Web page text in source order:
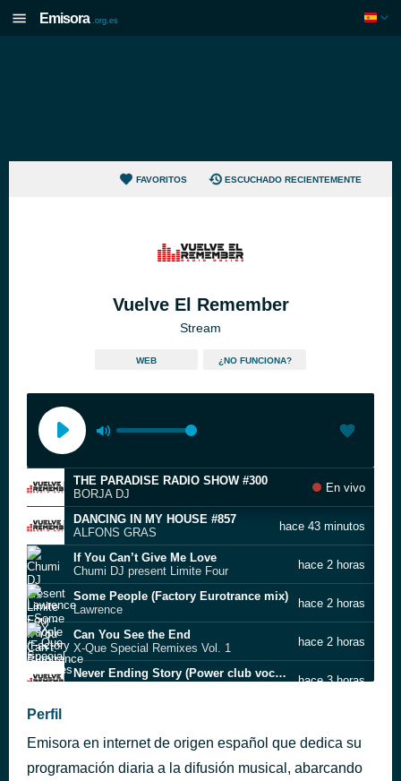
Emisora .org.es
FAVORITOS ESCUCHADO RECIENTEMENTE
Vuelve El Remember
Stream
WEB ¿NO FUNCIONA?
THE PARADISE RADIO SHOW #300
BORJA DJ
En vivo
DANCING IN MY HOUSE #857
ALFONS GRAS
hace 43 minutos
If You Can’t Give Me Love
Chumi DJ present Limite Four
hace 2 horas
Some People (Factory Eurotrance mix)
Lawrence
hace 2 horas
Can You See the End
X-Que Special Remixes Vol. 1
hace 2 horas
Never Ending Story (Power club vocal mix)
hace 3 horas
Walk Away
BARBAROJA
Perfil
Emisora en internet de origen español que dedica su
programación diaria a la difusión musical, abarcando